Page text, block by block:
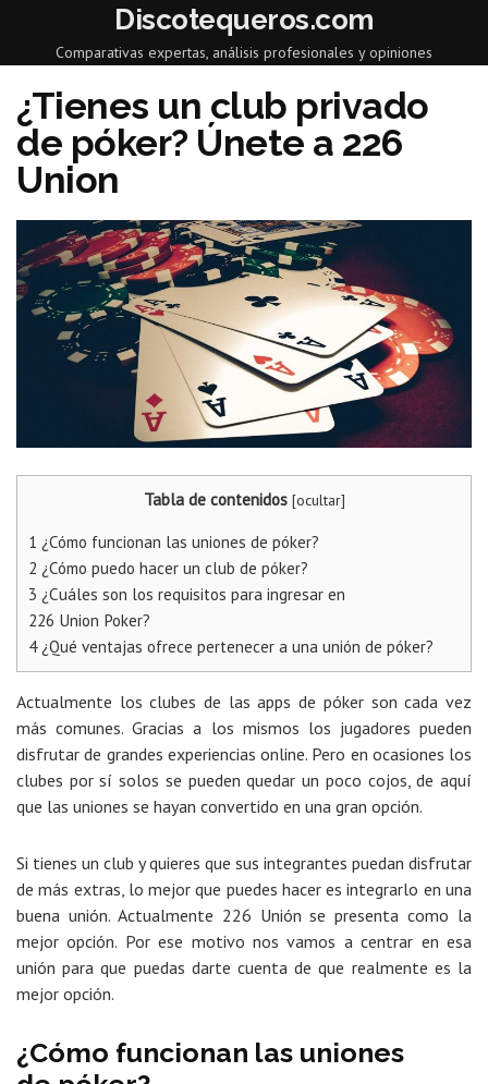
Discotequeros.com
Comparativas expertas, análisis profesionales y opiniones
¿Tienes un club privado
de póker? Únete a 226
Union
Tabla de contenidos [ocultar]
1 ¿Cómo funcionan las uniones de póker?
2 ¿Cómo puedo hacer un club de póker?
3 ¿Cuáles son los requisitos para ingresar en
226 Union Poker?
4¿Qué ventajas ofrece pertenecer a una unión de póker?
Actualmente los clubes de las apps de póker son cada vez
más comunes. Gracias a los mismos los jugadores pueden
disfrutar de grandes experiencias online. Pero en ocasiones los
clubes por sí solos se pueden quedar un poco cojos, de aquí
que las uniones se hayan convertido en una gran opción.
Si tienes un club y quieres que sus integrantes puedan disfrutar
de más extras, lo mejor que puedes hacer es integrarlo en una
buena unión. Actualmente 226 Unión se presenta como la
mejor opción. Por ese motivo nos vamos a centrar en esa
unión para que puedas darte cuenta de que realmente es la
mejor opción.
¿Cómo funcionan las uniones